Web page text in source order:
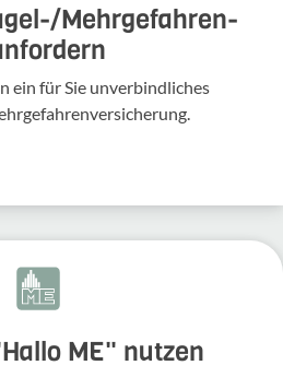
­/Mehrgefahren­
ein für Sie unverbindliches
ME" nutzen